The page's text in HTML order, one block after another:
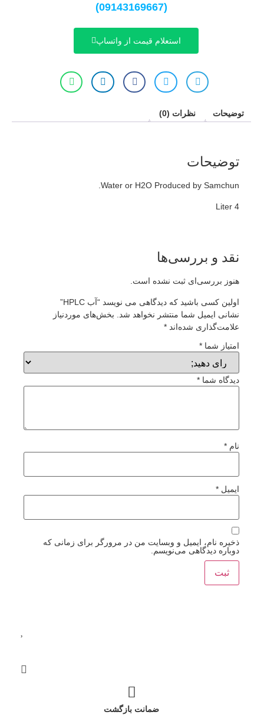
(09143169667)
استعلام قیمت از واتساپ
توضیحات نظرات (0)
توضیحات
Water or H2O Produced by Samchun.
4 Liter
نقد و بررسی‌ها
هنوز بررسی‌ای ثبت نشده است.
اولین کسی باشید که دیدگاهی می نویسد “آب HPLC”
نشانی ایمیل شما منتشر نخواهد شد.
بخش‌های موردنیاز
علامت‌گذاری شده‌اند *
امتیاز شما *
دیدگاه شما *
نام *
ایمیل *
ذخیره نام، ایمیل و وبسایت من در مرورگر برای زمانی که
دوباره دیدگاهی می‌نویسم.
ضمانت بازگشت